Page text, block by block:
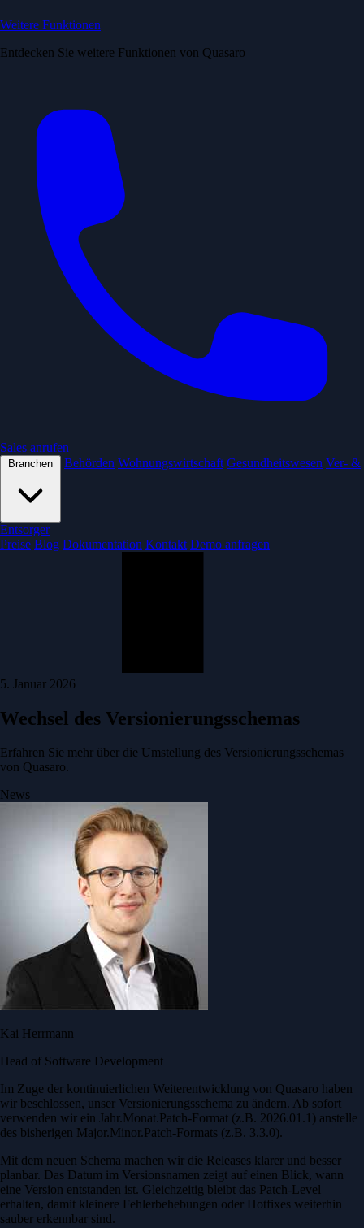
Weitere Funktionen
Entdecken Sie weitere Funktionen von Quasaro
Sales anrufen
Behörden Wohnungswirtschaft Gesundheitswesen Ver- &
Entsorger
Preise Blog Dokumentation Kontakt Demo anfragen
5. Januar 2026
Wechsel des Versionierungsschemas
Erfahren Sie mehr über die Umstellung des Versionierungsschemas
von Quasaro.
News
Kai Herrmann
Head of Software Development
Im Zuge der kontinuierlichen Weiterentwicklung von Quasaro haben
wir beschlossen, unser Versionierungsschema zu ändern. Ab sofort
verwenden wir ein Jahr.Monat.Patch-Format (z.B. 2026.01.1) anstelle
des bisherigen Major.Minor.Patch-Formats (z.B. 3.3.0).
Mit dem neuen Schema machen wir die Releases klarer und besser
planbar. Das Datum im Versionsnamen zeigt auf einen Blick, wann
eine Version entstanden ist. Gleichzeitig bleibt das Patch-Level
erhalten, damit kleinere Fehlerbehebungen oder Hotfixes weiterhin
sauber erkennbar sind.